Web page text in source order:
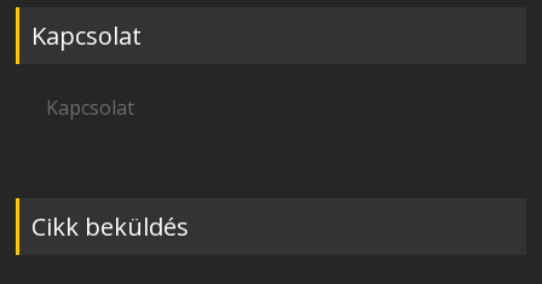
Kapcsolat
Kapcsolat
Cikk beküldés